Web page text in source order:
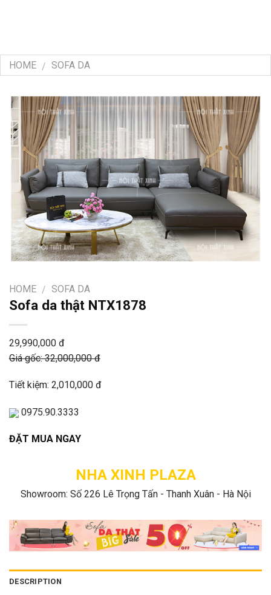
HOME / SOFA DA
HOME / SOFA DA
Sofa da thật NTX1878
29,990,000 đ
Giá gốc: 32,000,000 đ
Tiết kiệm: 2,010,000 đ
0975.90.3333
ĐẶT MUA NGAY
NHA XINH PLAZA
Showroom: Số 226 Lê Trọng Tấn - Thanh Xuân - Hà Nội
DESCRIPTION